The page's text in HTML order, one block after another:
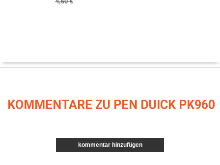
KOMMENTARE ZU PEN DUICK PK960
kommentar hinzufügen